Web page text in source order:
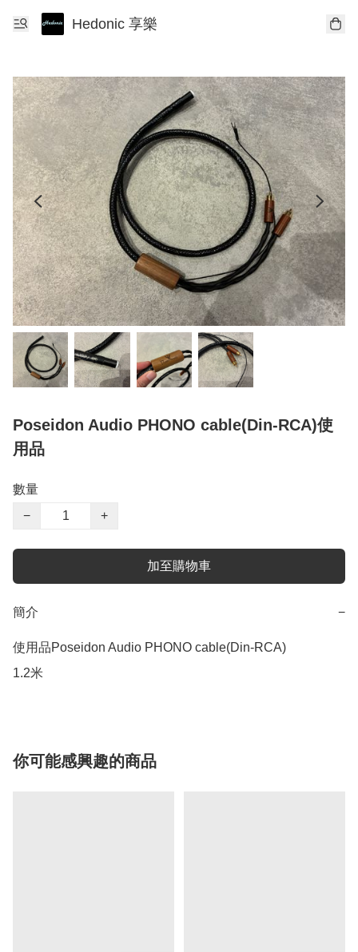
Hedonic 享樂
Poseidon Audio PHONO cable(Din-RCA)使
用品
數量
−
+
加至購物車
簡介 −
使用品Poseidon Audio PHONO cable(Din-RCA)
1.2米
你可能感興趣的商品